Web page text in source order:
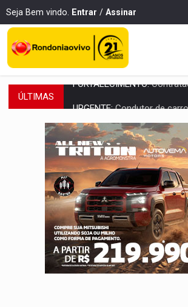
Seja Bem vindo. Entrar / Assinar
ÚLTIMAS Condutor de carro
'OS OLHOS DO BRASIL':Emanuel
SOB INVESTIGAÇÃO:Dentista de
ESQUEMA DE FRAUDES:Polícia
ASSESSOR FLAGRADO:Empresa e
INFLUENCIARIA ELEIÇÕES:
CONEXÃO RONDONIAOVIVO:
DA RECICLAGEM AO